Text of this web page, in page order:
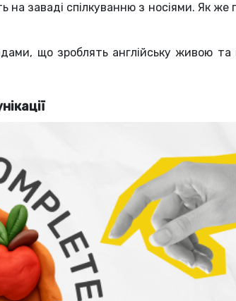
заваді спілкуванню з носіями. Як же
що зроблять англійську живою